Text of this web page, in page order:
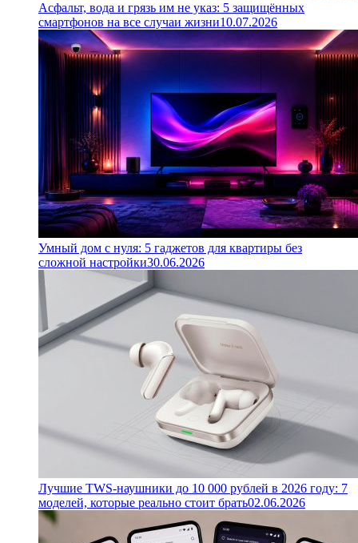
Асфальт, вода и грязь им не указ: 5 защищённых
смартфонов на все случаи жизни10.07.2026
Умный дом с нуля: 5 гаджетов для квартиры без
сложной настройки30.06.2026
Лучшие TWS-наушники до 10 000 рублей в 2026 году: 7
моделей, которые реально стоит брать02.06.2026